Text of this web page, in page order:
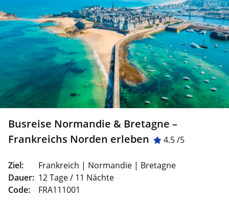
Busreise Normandie & Bretagne –
Frankreichs Norden erleben
4.5 /5
Ziel:
Frankreich | Normandie | Bretagne
Dauer: 12 Tage / 11 Nächte
Code:
FRA111001